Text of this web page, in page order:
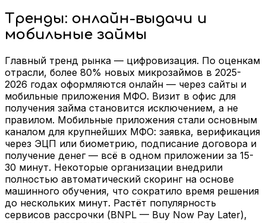
Тренды: онлайн-выдачи и
мобильные займы
Главный тренд рынка — цифровизация. По оценкам
отрасли, более 80% новых микрозаймов в 2025-
2026 годах оформляются онлайн — через сайты и
мобильные приложения МФО. Визит в офис для
получения займа становится исключением, а не
правилом. Мобильные приложения стали основным
каналом для крупнейших МФО: заявка, верификация
через ЭЦП или биометрию, подписание договора и
получение денег — всё в одном приложении за 15-
30 минут. Некоторые организации внедрили
полностью автоматический скоринг на основе
машинного обучения, что сократило время решения
до нескольких минут. Растёт популярность
сервисов рассрочки (BNPL — Buy Now Pay Later),